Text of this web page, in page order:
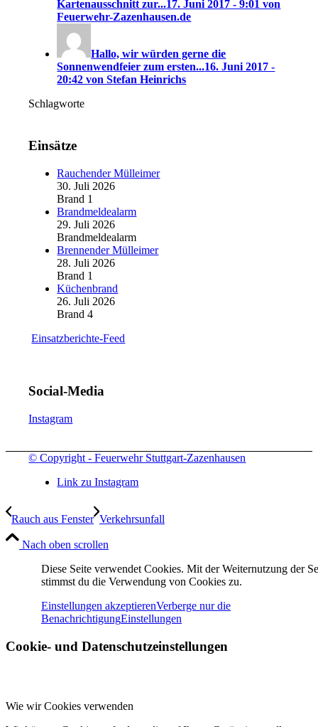
Kartenausschnitt zur...17. Juni 2017 - 9:01 von
Feuerwehr-Zazenhausen.de
Hallo, wir würden gerne die
Sonnenwendfeier zum ersten...16. Juni 2017 -
20:42 von Stefan Heinrichs
Schlagworte
Einsätze
Rauchender Mülleimer
30. Juli 2026
Brand 1
Brandmeldealarm
29. Juli 2026
Brandmeldealarm
Brennender Mülleimer
28. Juli 2026
Brand 1
Küchenbrand
26. Juli 2026
Brand 4
Einsatzberichte-Feed
Social-Media
Instagram
© Copyright - Feuerwehr Stuttgart-Zazenhausen
Link zu Instagram
Rauch aus Fenster Verkehrsunfall
Nach oben scrollen
Diese Seite verwendet Cookies. Mit der Weiternutzung der
stimmst du die Verwendung von Cookies zu.
Einstellungen akzeptierenVerberge nur die
BenachrichtigungEinstellungen
Cookie- und Datenschutzeinstellungen
Wie wir Cookies verwenden